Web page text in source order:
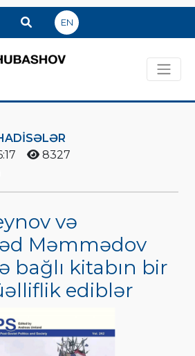
EN
8327
və
Məmmədov
bağlı kitabın bir
ediblər